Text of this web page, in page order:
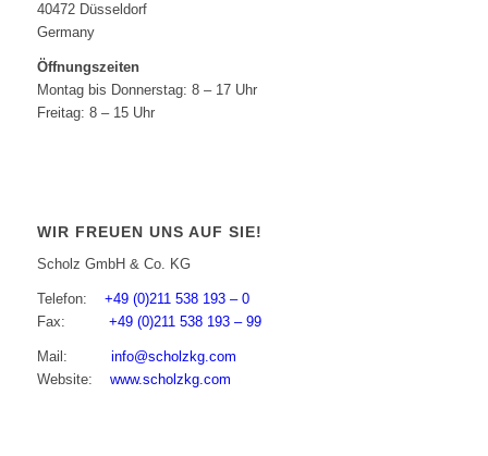
40472 Düsseldorf
Germany
Öffnungszeiten
Montag bis Donnerstag: 8 – 17 Uhr
Freitag: 8 – 15 Uhr
WIR FREUEN UNS AUF SIE!
Scholz GmbH & Co. KG
Telefon: +49 (0)211 538 193 – 0
Fax: +49 (0)211 538 193 – 99
Mail: info@scholzkg.com
Website: www.scholzkg.com